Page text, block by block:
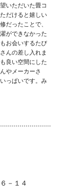
いただいた畳コ
だけると嬉しい
だったことで、
ができなかった
お会いするたび
んの差し入れま
良い空間にした
やメーカーさ
っぱいです。み
－１４